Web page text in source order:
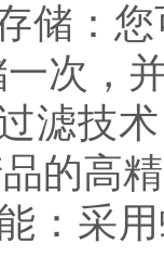
：您
次，
技术
的高
采用